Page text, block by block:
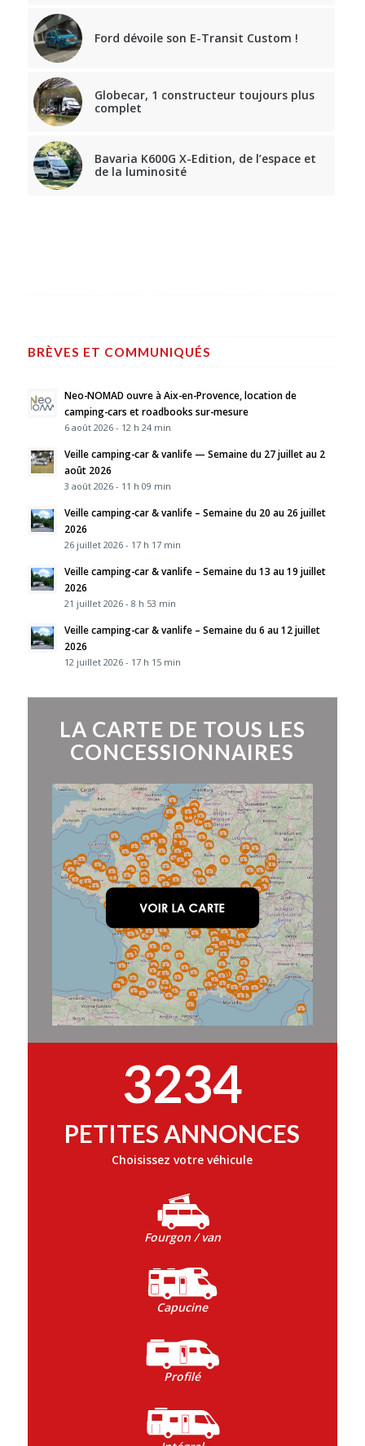
Ford dévoile son E-Transit Custom !
Globecar, 1 constructeur toujours plus
complet
Bavaria K600G X-Edition, de l’espace et
de la luminosité
BRÈVES ET COMMUNIQUÉS
Neo-NOMAD ouvre à Aix-en-Provence, location de
camping-cars et roadbooks sur-mesure
6 août 2026 - 12 h 24 min
Veille camping-car & vanlife — Semaine du 27 juillet au 2
août 2026
3 août 2026 - 11 h 09 min
Veille camping-car & vanlife – Semaine du 20 au 26 juillet
2026
26 juillet 2026 - 17 h 17 min
Veille camping-car & vanlife – Semaine du 13 au 19 juillet
2026
21 juillet 2026 - 8 h 53 min
Veille camping-car & vanlife – Semaine du 6 au 12 juillet
2026
12 juillet 2026 - 17 h 15 min
LA CARTE DE TOUS LES
CONCESSIONNAIRES
3234
PETITES ANNONCES
Choisissez votre véhicule
Fourgon / van
Capucine
Profilé